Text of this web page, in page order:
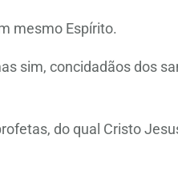
mesmo Espírito.
sim, concidadãos dos
do qual Cristo